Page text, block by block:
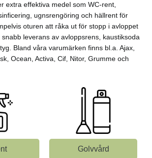
extra effektiva medel som WC-rent,
ugnsrengöring och hällrent för
oturen att råka ut för stopp i avloppet
leverans av avloppsrens, kaustiksoda
Bland våra varumärken finns bl.a. Ajax,
Ocean, Activa, Cif, Nitor, Grumme och
Golvvård